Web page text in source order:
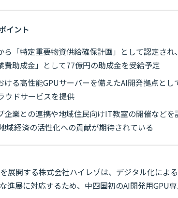
イント
ら「特定重要物資供給確保計画」として認定され
費助成金」として77億円の助成金を受給予定
ける高性能GPUサーバーを備えたAI開発拠点と
ウドサービスを提供
企業との連携や地域住民向けIT教室の開催など
域経済の活性化への貢献が期待されている
展開する株式会社ハイレゾは、デジタル化によ
進展に対応するため、中四国初のAI開発用GPU